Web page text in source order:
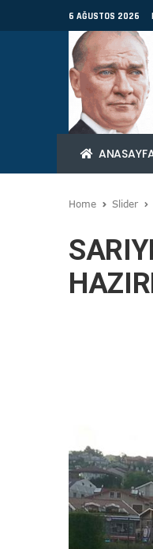
6 AĞUSTOS 2026
Home Slider